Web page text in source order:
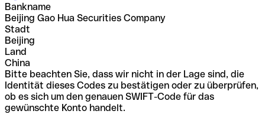
Bankname
Beijing Gao Hua Securities Company
Stadt
Beijing
Land
China
Bitte beachten Sie, dass wir nicht in der Lage sind, die
Identität dieses Codes zu bestätigen oder zu überprüfen,
ob es sich um den genauen SWIFT-Code für das
gewünschte Konto handelt.